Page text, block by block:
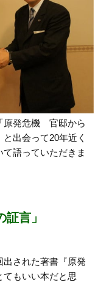
原発危機 官邸から
出会って20年近く
語っていただきま
言」
された著書『原発
もいい本だと思